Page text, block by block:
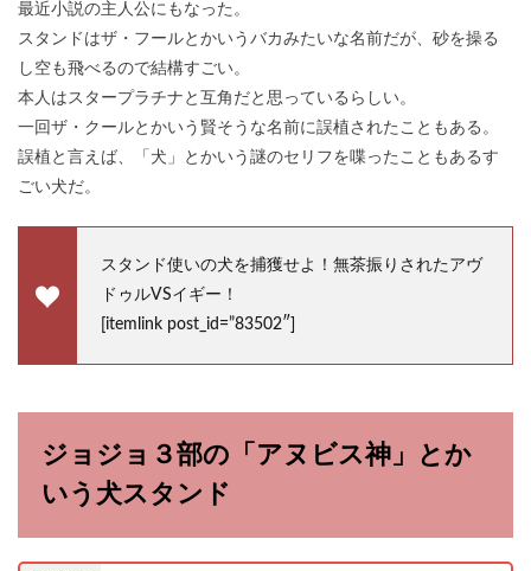
最近小説の主人公にもなった。
スタンドはザ・フールとかいうバカみたいな名前だが、砂を操る
し空も飛べるので結構すごい。
本人はスタープラチナと互角だと思っているらしい。
一回ザ・クールとかいう賢そうな名前に誤植されたこともある。
誤植と言えば、「犬」とかいう謎のセリフを喋ったこともあるす
ごい犬だ。
スタンド使いの犬を捕獲せよ！無茶振りされたアヴ
ドゥルVSイギー！
[itemlink post_id=”83502″]
ジョジョ３部の「アヌビス神」とか
いう犬スタンド